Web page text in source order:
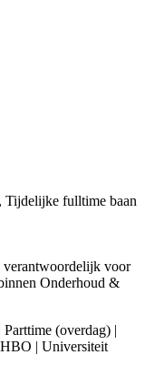
Tijdelijke fulltime baan
verantwoordelijk voor
Onderhoud &
(overdag) |
| Universiteit